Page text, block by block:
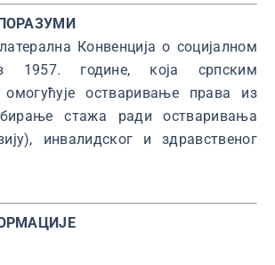
Конвенција о социјалном
1957. године, која српским
остваривање права из
стажа ради остваривања
инвалидског и здравственог